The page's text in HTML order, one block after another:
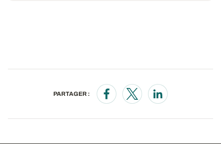
PARTAGER :
Opens in a new window
Opens in a new window
Opens in a new